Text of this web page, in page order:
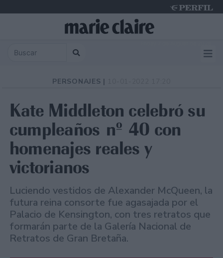
PERSONAJES |
Kate Middleton celebró su
cumpleaños nº 40 con
homenajes reales y
victorianos
Luciendo vestidos de Alexander McQueen, la
futura reina consorte fue agasajada por el
Palacio de Kensington, con tres retratos que
formarán parte de la Galería Nacional de
Retratos de Gran Bretaña.